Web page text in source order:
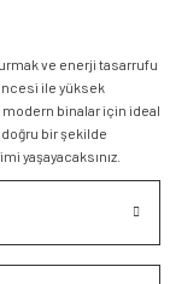
ve enerji tasarrufu
ile yüksek
binalar için ideal
doğru bir şekilde
yaşayacaksınız.